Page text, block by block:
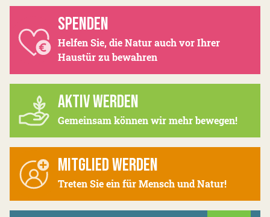
SPENDEN
Helfen Sie, die Natur auch vor Ihrer
Haustür zu bewahren
AKTIV WERDEN
Gemeinsam können wir mehr bewegen!
MITGLIED WERDEN
Treten Sie ein für Mensch und Natur!